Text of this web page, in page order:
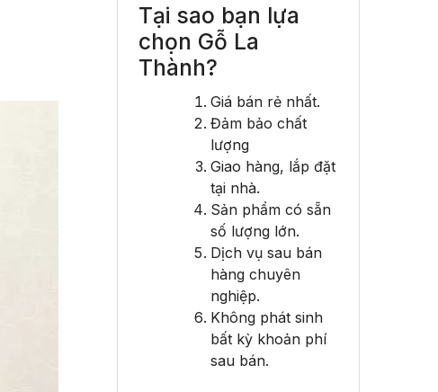
Tại sao bạn lựa
chọn Gỗ La
Thành?
Giá bán rẻ nhất.
Đảm bảo chất
lượng
Giao hàng, lắp đặt
tại nhà.
Sản phẩm có sẵn
số lượng lớn.
Dịch vụ sau bán
hàng chuyên
nghiệp.
Không phát sinh
bất kỳ khoản phí
sau bán.